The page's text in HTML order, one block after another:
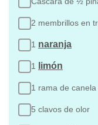
2 membrillos en
1 naranja
1 limón
1 rama de
5 clavos de olor